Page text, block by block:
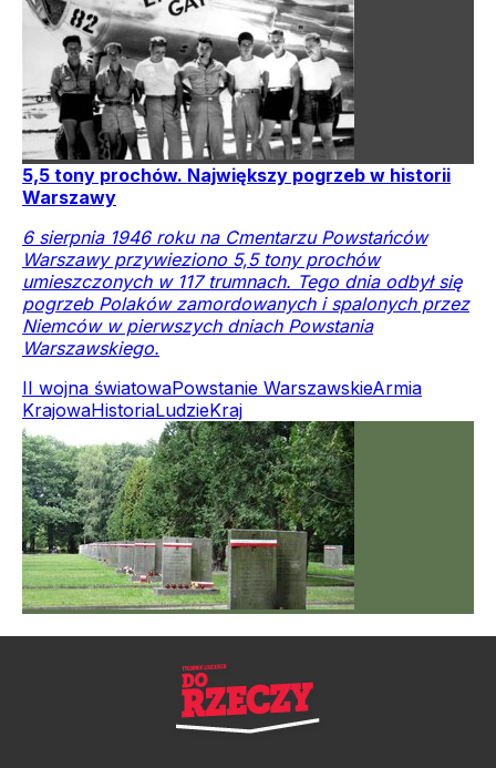
5,5 tony prochów. Największy pogrzeb w historii
Warszawy
6 sierpnia 1946 roku na Cmentarzu Powstańców
Warszawy przywieziono 5,5 tony prochów
umieszczonych w 117 trumnach. Tego dnia odbył się
pogrzeb Polaków zamordowanych i spalonych przez
Niemców w pierwszych dniach Powstania
Warszawskiego.
II wojna światowaPowstanie WarszawskieArmia
KrajowaHistoriaLudzieKraj